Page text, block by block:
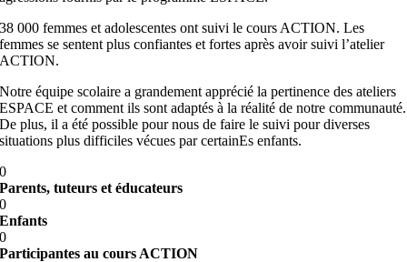
38 000 femmes et adolescentes ont suivi le cours ACTION. Les
femmes se sentent plus confiantes et fortes après avoir suivi l’atelier
ACTION.
Notre équipe scolaire a grandement apprécié la pertinence des ateliers
ESPACE et comment ils sont adaptés à la réalité de notre communauté.
De plus, il a été possible pour nous de faire le suivi pour diverses
situations plus difficiles vécues par certainEs enfants.
0
Parents, tuteurs et éducateurs
0
Enfants
0
Participantes au cours ACTION